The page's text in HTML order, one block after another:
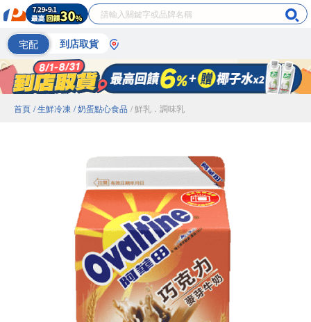
宅配 到店取貨
首頁 / 生鮮冷凍 / 奶蛋點心食品 / 鮮乳．調味乳